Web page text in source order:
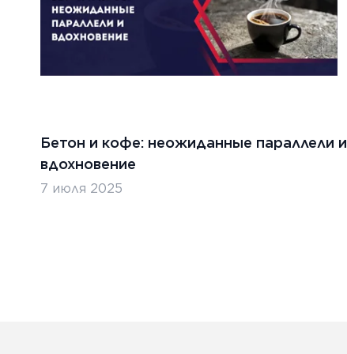
Бетон и кофе: неожиданные параллели и
вдохновение
7 июля 2025